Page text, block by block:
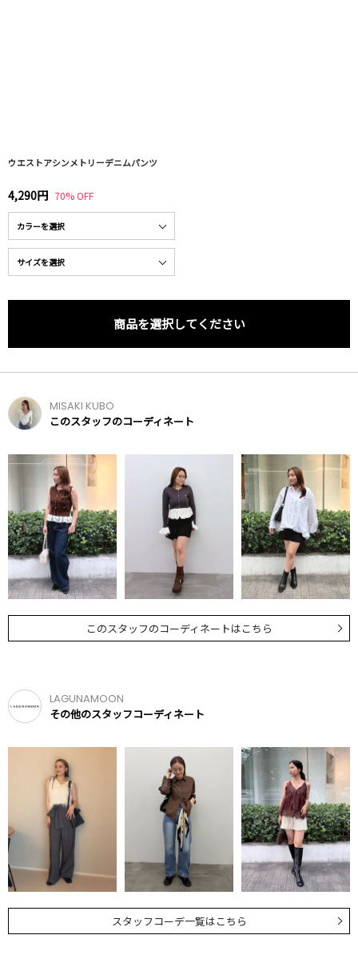
ウエストアシンメトリーデニムパンツ
4,290円 70% OFF
商品を選択してください
MISAKI KUBO
このスタッフのコーディネート
このスタッフのコーディネートはこちら
LAGUNAMOON
その他のスタッフコーディネート
スタッフコーデ一覧はこちら